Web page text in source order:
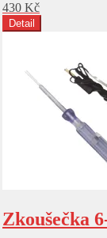
430 Kč
Detail
Zkoušečka